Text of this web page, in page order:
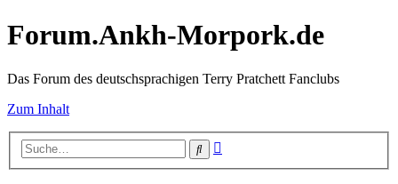
Forum.Ankh-Morpork.de
Das Forum des deutschsprachigen Terry Pratchett Fanclubs
Zum Inhalt
Suche